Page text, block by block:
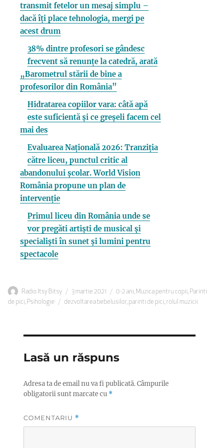
transmit fetelor un mesaj simplu –
dacă îți place tehnologia, mergi pe
acest drum
38% dintre profesori se gândesc
frecvent să renunțe la catedră, arată
„Barometrul stării de bine a
profesorilor din România”
Hidratarea copiilor vara: câtă apă
este suficientă și ce greșeli facem cel
mai des
Evaluarea Națională 2026: Tranziția
către liceu, punctul critic al
abandonului școlar. World Vision
România propune un plan de
intervenție
Primul liceu din România unde se
vor pregăti artiști de musical și
specialiști în sunet și lumini pentru
spectacole
Autor
Radio Itsy Bitsy
Publicat
pe
3 martie 2021 Categorii
0-2 ani, Muzica pentru copii, Parinti
de pici, Psihologie Etichete
dezvoltarea bebelusilor, parinti de pici, rolul muzicii
Lasă un răspuns
Adresa ta de email nu va fi publicată.Câmpurile
obligatorii sunt marcate cu *
COMENTARIU *